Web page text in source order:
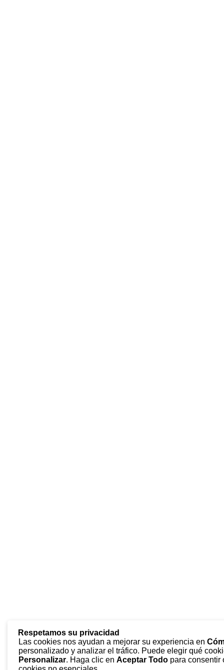
Respetamos su privacidad
Las cookies nos ayudan a mejorar su experiencia en
personalizado y analizar el tráfico. Puede elegir qué
Personalizar. Haga clic en Aceptar Todo para consentir